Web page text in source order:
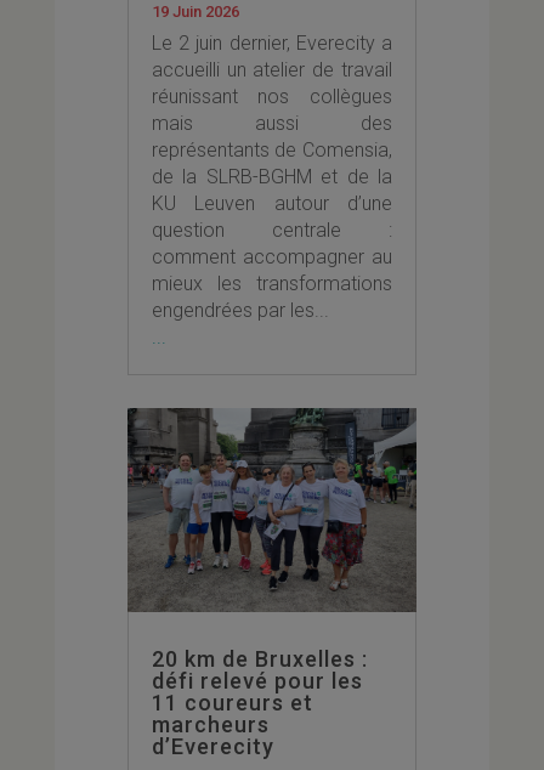
19 Juin 2026
Le 2 juin dernier, Everecity a
accueilli un atelier de travail
réunissant nos collègues
mais aussi des
représentants de Comensia,
de la SLRB-BGHM et de la
KU Leuven autour d’une
question centrale :
comment accompagner au
mieux les transformations
engendrées par les...
...
20 km de Bruxelles :
défi relevé pour les
11 coureurs et
marcheurs
d’Everecity